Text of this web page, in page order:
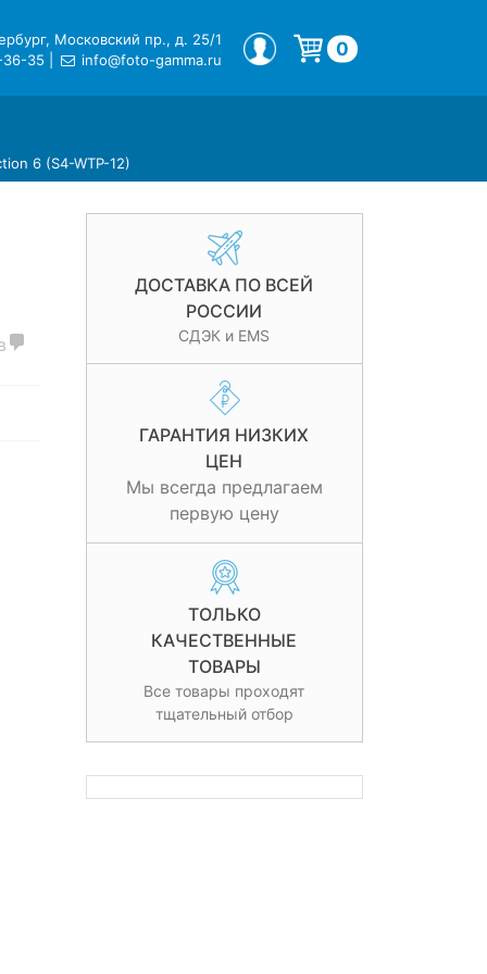
Московский пр., д. 25/1
36-35
info@foto-gamma.ru
МОЙ ПРОФИЛЬ 0
6 (S4-WTP-12)
ДОСТАВКА ПО ВСЕЙ
РОССИИ
СДЭК и EMS
ГАРАНТИЯ НИЗКИХ
ЦЕН
Мы всегда предлагаем
первую цену
ТОЛЬКО
КАЧЕСТВЕННЫЕ
ТОВАРЫ
Все товары проходят
тщательный отбор